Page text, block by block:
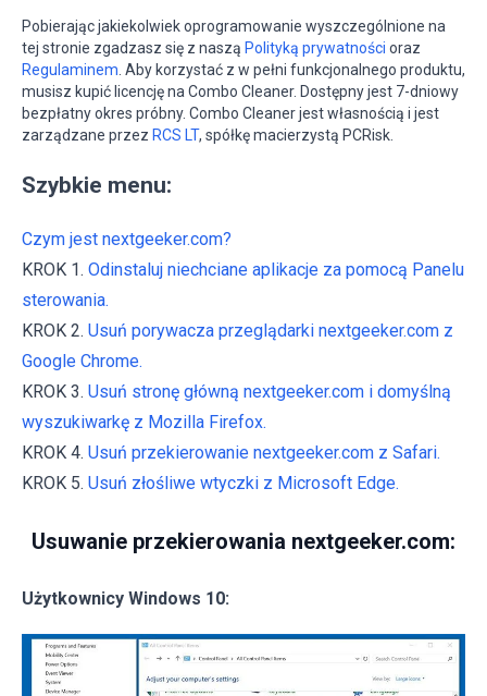
Pobierając jakiekolwiek oprogramowanie wyszczególnione na
tej stronie zgadzasz się z naszą Polityką prywatności oraz
Regulaminem. Aby korzystać z w pełni funkcjonalnego produktu,
musisz kupić licencję na Combo Cleaner. Dostępny jest 7-dniowy
bezpłatny okres próbny. Combo Cleaner jest własnością i jest
zarządzane przez RCS LT, spółkę macierzystą PCRisk.
Szybkie menu:
Czym jest nextgeeker.com?
KROK 1. Odinstaluj niechciane aplikacje za pomocą Panelu
sterowania.
KROK 2. Usuń porywacza przeglądarki nextgeeker.com z
Google Chrome.
KROK 3. Usuń stronę główną nextgeeker.com i domyślną
wyszukiwarkę z Mozilla Firefox.
KROK 4. Usuń przekierowanie nextgeeker.com z Safari.
KROK 5. Usuń złośliwe wtyczki z Microsoft Edge.
Usuwanie przekierowania nextgeeker.com:
Użytkownicy Windows 10: